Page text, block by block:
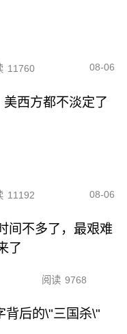
11760 08-06
西方都不淡定了
11192 08-06
间不多了，最艰难
了
阅读 9768
背后的\"三国杀\"